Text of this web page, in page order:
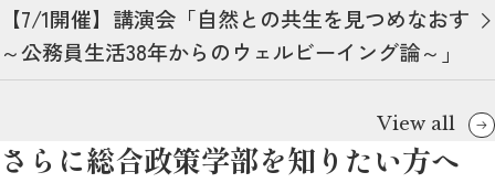
【7/1開催】講演会「自然との共生を見つめなおす
～公務員生活38年からのウェルビーイング論～」
View all
さらに総合政策学部を知りたい方へ